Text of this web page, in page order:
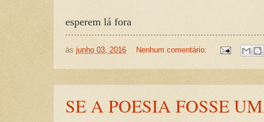
esperem lá fora
às junho 03, 2016 Nenhum comentário:
SE A POESIA FOSSE